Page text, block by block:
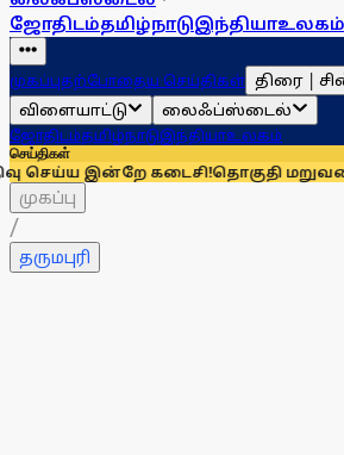
ஜோதிடம்தமிழ்நாடுஇந்தியாஉலகம்
முகப்புதற்போதைய செய்திகள் திரை |
விளையாட்டு
லைஃப்ஸ்டைல்
ஜோதிடம்தமிழ்நாடுஇந்தியாஉலகம்
செய்திகள்
கடைசி!தொகுதி மறுவரையறையை
முகப்பு
/
தருமபுரி